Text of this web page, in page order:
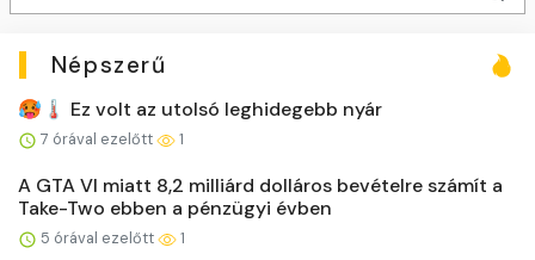
Népszerű
🥵🌡️ Ez volt az utolsó leghidegebb nyár
7 órával ezelőtt 1
A GTA VI miatt 8,2 milliárd dolláros bevételre számít a
Take-Two ebben a pénzügyi évben
5 órával ezelőtt 1